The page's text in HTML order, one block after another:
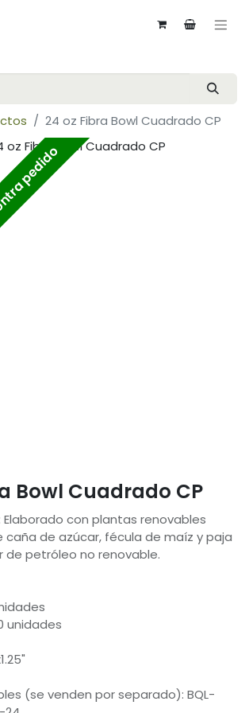
24 oz Fibra Bowl Cuadrado CP
pedido
Bowl Cuadrado CP
con plantas renovables
caña de azúcar, fécula de maíz y paja
de petróleo no renovable.
unidades
(se venden por separado): BQL-